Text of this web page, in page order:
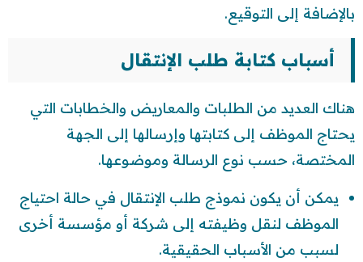
بالإضافة إلى التوقيع.
أسباب كتابة طلب الإنتقال
هناك العديد من الطلبات والمعاريض والخطابات التي
يحتاج الموظف إلى كتابتها وإرسالها إلى الجهة
المختصة، حسب نوع الرسالة وموضوعها.
يمكن أن يكون نموذج طلب الإنتقال في حالة احتياج
الموظف لنقل وظيفته إلى شركة أو مؤسسة أخرى
لسبب من الأسباب الحقيقية.